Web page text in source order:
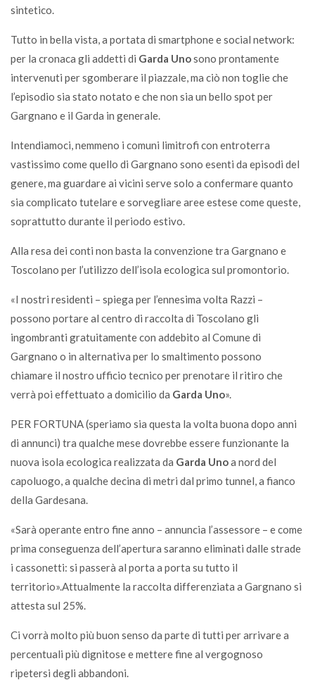
sintetico.
Tutto in bella vista, a portata di smartphone e social network:
per la cronaca gli addetti di Garda Unosono prontamente
intervenuti per sgomberare il piazzale, ma ciò non toglie che
l’episodio sia stato notato e che non sia un bello spot per
Gargnano e il Garda in generale.
Intendiamoci, nemmeno i comuni limitrofi con entroterra
vastissimo come quello di Gargnano sono esenti da episodi del
genere, ma guardare ai vicini serve solo a confermare quanto
sia complicato tutelare e sorvegliare aree estese come queste,
soprattutto durante il periodo estivo.
Alla resa dei conti non basta la convenzione tra Gargnano e
Toscolano per l’utilizzo dell’isola ecologica sul promontorio.
«I nostri residenti – spiega per l’ennesima volta Razzi –
possono portare al centro di raccolta di Toscolano gli
ingombranti gratuitamente con addebito al Comune di
Gargnano o in alternativa per lo smaltimento possono
chiamare il nostro ufficio tecnico per prenotare il ritiro che
verrà poi effettuato a domicilio da Garda Uno».
PER FORTUNA (speriamo sia questa la volta buona dopo anni
di annunci) tra qualche mese dovrebbe essere funzionante la
nuova isola ecologica realizzata da Garda Unoa nord del
capoluogo, a qualche decina di metri dal primo tunnel, a fianco
della Gardesana.
«Sarà operante entro fine anno – annuncia l’assessore – e come
prima conseguenza dell’apertura saranno eliminati dalle strade
i cassonetti: si passerà al porta a porta su tutto il
territorio».Attualmente la raccolta differenziata a Gargnano si
attesta sul 25%.
Ci vorrà molto più buon senso da parte di tutti per arrivare a
percentuali più dignitose e mettere fine al vergognoso
ripetersi degli abbandoni.